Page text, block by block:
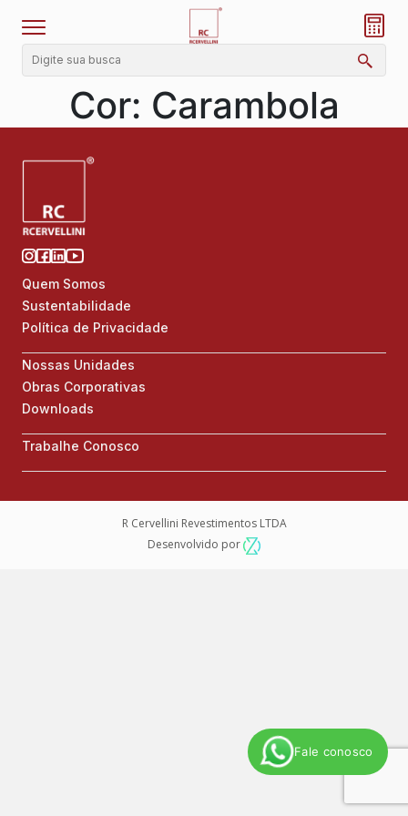
Fale conosco
Cor: Carambola
Quem Somos
Sustentabilidade
Política de Privacidade
Nossas Unidades
Obras Corporativas
Downloads
Trabalhe Conosco
R Cervellini Revestimentos LTDA
Desenvolvido por